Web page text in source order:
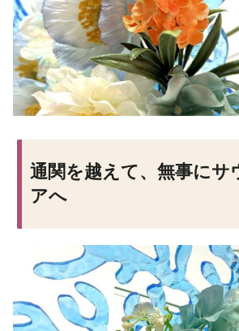
通関を越えて、無事にサ
アへ